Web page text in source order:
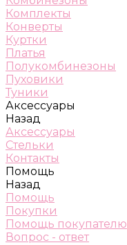
Комплекты
Конверты
Куртки
Платья
Полукомбинезоны
Пуховики
Туники
Аксессуары
Назад
Аксессуары
Стельки
Контакты
Помощь
Назад
Помощь
Покупки
Помощь покупателю
Вопрос - ответ